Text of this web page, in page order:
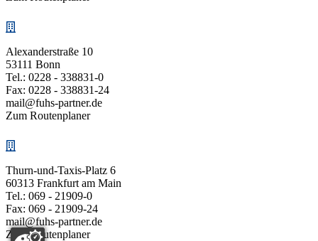
Alexanderstraße 10
53111 Bonn
Tel.: 0228 - 338831-0
Fax: 0228 - 338831-24
mail@fuhs-partner.de
Zum Routenplaner
Thurn-und-Taxis-Platz 6
60313 Frankfurt am Main
Tel.: 069 - 21909-0
Fax: 069 - 21909-24
mail@fuhs-partner.de
Zum Routenplaner